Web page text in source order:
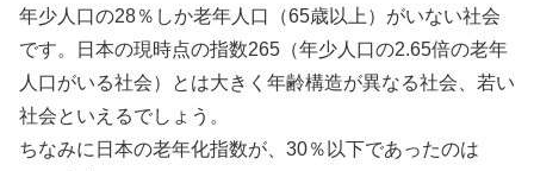
年少人口の28％しか老年人口（65歳以上）がいない社会
です。日本の現時点の指数265（年少人口の2.65倍の老年
人口がいる社会）とは大きく年齢構造が異なる社会、若い
社会といえるでしょう。
ちなみに日本の老年化指数が、30％以下であったのは